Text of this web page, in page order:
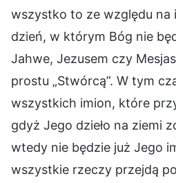
wszystko to ze względu na
dzień, w którym Bóg nie
Jahwe, Jezusem czy
prostu „Stwórcą”. W tym
wszystkich imion, które
gdyż Jego dzieło na ziemi
wtedy nie będzie już Jego
wszystkie rzeczy przejdą